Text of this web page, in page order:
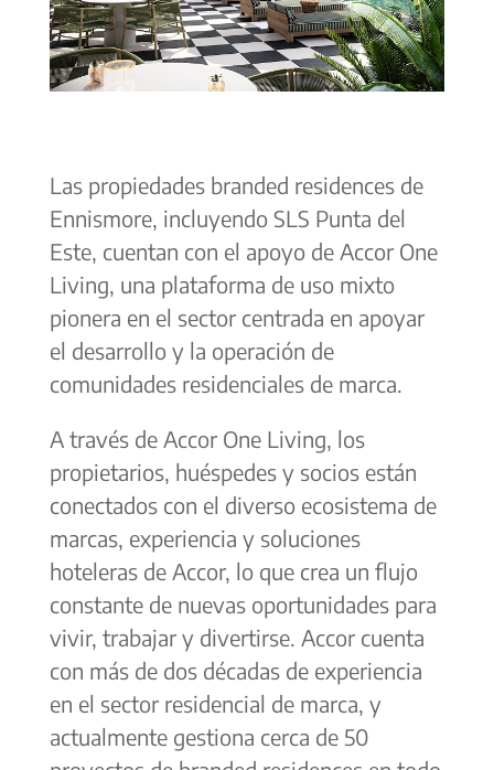
Las propiedades branded residences de
Ennismore, incluyendo SLS Punta del
Este, cuentan con el apoyo de Accor One
Living, una plataforma de uso mixto
pionera en el sector centrada en apoyar
el desarrollo y la operación de
comunidades residenciales de marca.
A través de Accor One Living, los
propietarios, huéspedes y socios están
conectados con el diverso ecosistema de
marcas, experiencia y soluciones
hoteleras de Accor, lo que crea un flujo
constante de nuevas oportunidades para
vivir, trabajar y divertirse. Accor cuenta
con más de dos décadas de experiencia
en el sector residencial de marca, y
actualmente gestiona cerca de 50